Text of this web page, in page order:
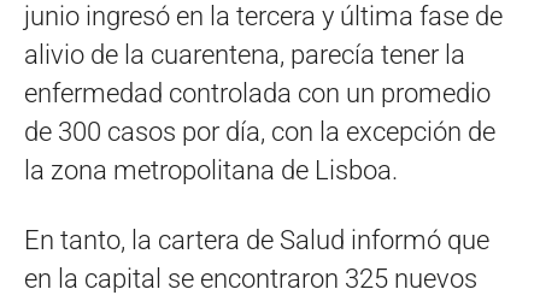
junio ingresó en la tercera y última fase de
alivio de la cuarentena, parecía tener la
enfermedad controlada con un promedio
de 300 casos por día, con la excepción de
la zona metropolitana de Lisboa.
En tanto, la cartera de Salud informó que
en la capital se encontraron 325 nuevos